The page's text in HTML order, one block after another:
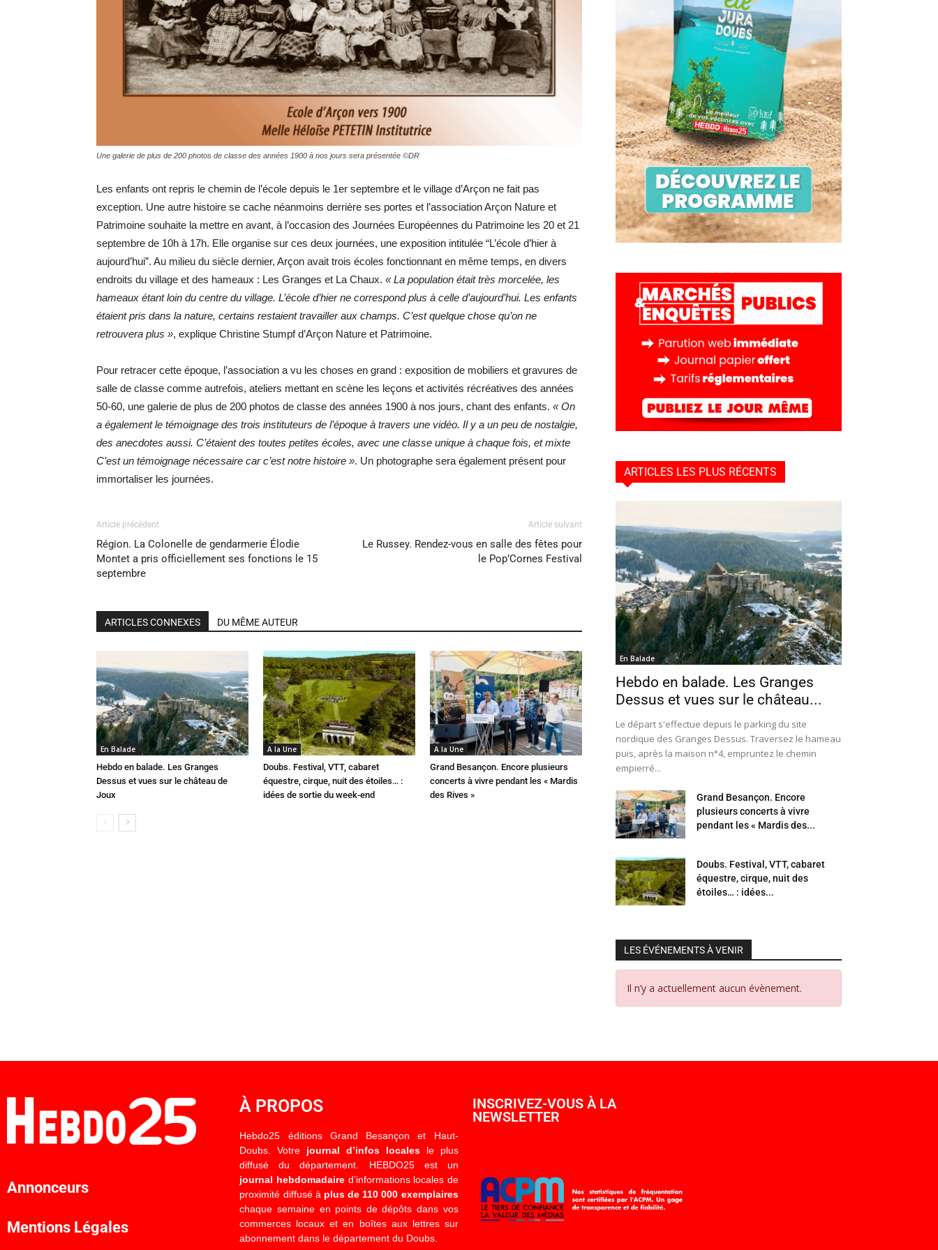
Hebdo25
Une galerie de plus de 200 photos de classe des années 1900 à nos jours sera présentée ©DR
Les enfants ont repris le chemin de l’école depuis le 1er septembre et le village d’Arçon ne fait pas
exception. Une autre histoire se cache néanmoins derrière ses portes et l’association Arçon Nature et
Patrimoine souhaite la mettre en avant, à l’occasion des Journées Européennes du Patrimoine les 20 et 21
septembre de 10h à 17h. Elle organise sur ces deux journées, une exposition intitulée “L’école d’hier à
aujourd’hui”. Au milieu du siècle dernier, Arçon avait trois écoles fonctionnant en même temps, en divers
endroits du village et des hameaux : Les Granges et La Chaux. « La population était très morcelée, les
hameaux étant loin du centre du village. L’école d’hier ne correspond plus à celle d’aujourd’hui. Les enfants
étaient pris dans la nature, certains restaient travailler aux champs. C’est quelque chose qu’on ne
retrouvera plus », explique Christine Stumpf d’Arçon Nature et Patrimoine.
Pour retracer cette époque, l’association a vu les choses en grand : exposition de mobiliers et gravures de
salle de classe comme autrefois, ateliers mettant en scène les leçons et activités récréatives des années
50-60, une galerie de plus de 200 photos de classe des années 1900 à nos jours, chant des enfants. « On
a également le témoignage des trois instituteurs de l’époque à travers une vidéo. Il y a un peu de nostalgie,
des anecdotes aussi. C’étaient des toutes petites écoles, avec une classe unique à chaque fois, et mixte
C’est un témoignage nécessaire car c’est notre histoire ». Un photographe sera également présent pour
immortaliser les journées.
Article précédent
Région. La Colonelle de gendarmerie Élodie
Montet a pris officiellement ses fonctions le 15
septembre
Article suivant
Le Russey. Rendez-vous en salle des fêtes pour
le Pop’Cornes Festival
ARTICLES CONNEXES DU MÊME AUTEUR
En Balade
Hebdo en balade. Les Granges
Dessus et vues sur le château de
Joux
A la Une
Doubs. Festival, VTT, cabaret
équestre, cirque, nuit des étoiles… :
idées de sortie du week-end
A la Une
Grand Besançon. Encore plusieurs
concerts à vivre pendant les « Mardis
des Rives »
ARTICLES LES PLUS RÉCENTS
En Balade
Hebdo en balade. Les Granges
Dessus et vues sur le château...
Le départ s'effectue depuis le parking du site
nordique des Granges Dessus. Traversez le hameau
puis, après la maison n°4, empruntez le chemin
empierré...
Grand Besançon. Encore
plusieurs concerts à vivre
pendant les « Mardis des...
Doubs. Festival, VTT, cabaret
équestre, cirque, nuit des
étoiles… : idées...
LES ÉVÉNEMENTS À VENIR
Il n’y a actuellement aucun évènement.
Annonceurs
Mentions Légales
À PROPOS
Hebdo25 éditions Grand Besançon et Haut-
Doubs. Votre journal d’infos localesle plus
diffusé du département. HEBDO25 est un
journal hebdomadaired’informations locales de
proximité diffusé à plus de 110 000 exemplaires
chaque semaine en points de dépôts dans vos
commerces locaux et en boîtes aux lettres sur
abonnement dans le département du Doubs.
INSCRIVEZ-VOUS À LA
NEWSLETTER